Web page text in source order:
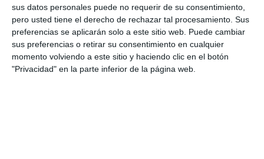
sus datos personales puede no requerir de su consentimiento,
pero usted tiene el derecho de rechazar tal procesamiento. Sus
preferencias se aplicarán solo a este sitio web. Puede cambiar
sus preferencias o retirar su consentimiento en cualquier
momento volviendo a este sitio y haciendo clic en el botón
"Privacidad" en la parte inferior de la página web.
DESCARGA AL FINAL
EL PDF